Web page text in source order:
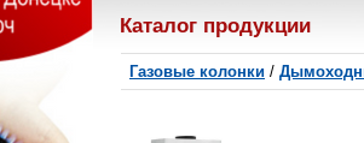
Каталог продукции
Газовые колонки /